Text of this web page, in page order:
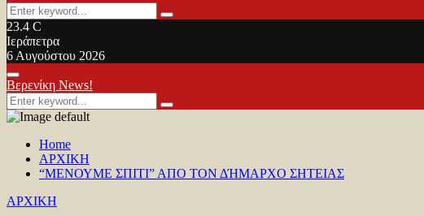
Search
for:
Search
23.4 C
Ιεράπετρα
6 Αυγούστου 2026
Facebook
Twitter
Youtube
Primary
Menu
Βερενίκη News!
Search
for:
Search
Home
ΑΡΧΙΚΗ
“ΜΕΝΟΥΜΕ ΣΠΙΤΙ” ΑΠΟ ΤΟΝ ΔΉΜΑΡΧΟ ΣΗΤΕΙΑΣ
ΑΡΧΙΚΗ